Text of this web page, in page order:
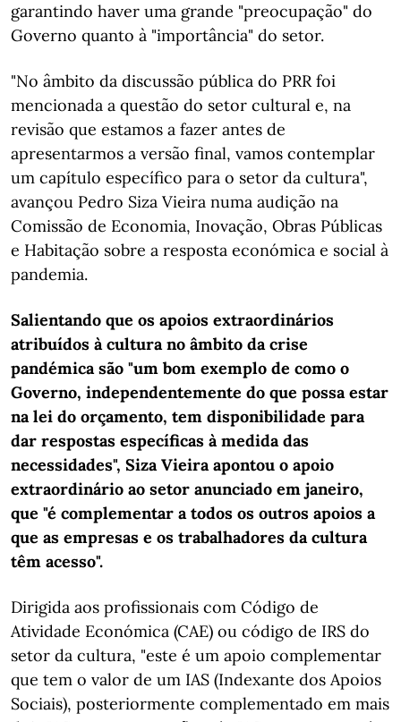
garantindo haver uma grande "preocupação" do
Governo quanto à "importância" do setor.
"No âmbito da discussão pública do PRR foi
mencionada a questão do setor cultural e, na
revisão que estamos a fazer antes de
apresentarmos a versão final, vamos contemplar
um capítulo específico para o setor da cultura",
avançou Pedro Siza Vieira numa audição na
Comissão de Economia, Inovação, Obras Públicas
e Habitação sobre a resposta económica e social à
pandemia.
Salientando que os apoios extraordinários
atribuídos à cultura no âmbito da crise
pandémica são "um bom exemplo de como o
Governo, independentemente do que possa estar
na lei do orçamento, tem disponibilidade para
dar respostas específicas à medida das
necessidades", Siza Vieira apontou o apoio
extraordinário ao setor anunciado em janeiro,
que "é complementar a todos os outros apoios a
que as empresas e os trabalhadores da cultura
têm acesso".
Dirigida aos profissionais com Código de
Atividade Económica (CAE) ou código de IRS do
setor da cultura, "este é um apoio complementar
que tem o valor de um IAS (Indexante dos Apoios
Sociais), posteriormente complementado em mais